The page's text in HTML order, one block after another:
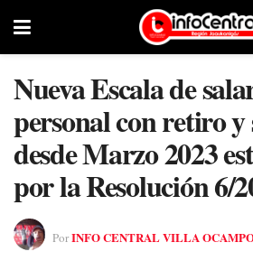
Nueva Escala de
personal con retiro
desde Marzo 2023
por la Resolución 6/
PorINFO CENTRAL VILLA